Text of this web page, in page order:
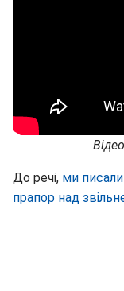
До речі, ми
прапор над